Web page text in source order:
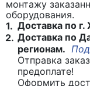
монтажу
оборудования.
1. Доставка по г.
2. Доставка по
регионам.
Отправка
предоплате!
Оформить